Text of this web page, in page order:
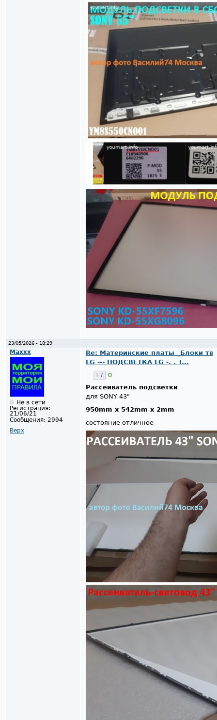
23/05/2026 - 18:29
Maxxx
Не в сети
Регистрация:
21/06/21
Сообщения: 2994
Верх
Re: Материнские платы _Блоки тв
LG --- ПОДСВЕТКА LG -. . T...
+1
0
Рассеиватель подсветки
для SONY 43"
950mm х 542mm х 2mm
состояние отличное